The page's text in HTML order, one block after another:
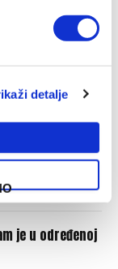
detalje
je u određenoj